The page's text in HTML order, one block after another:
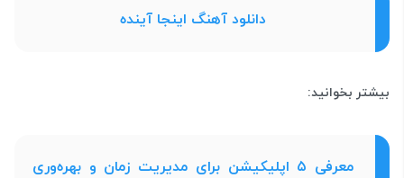
دانلود آهنگ اینجا آینده
بیشتر بخوانید:
معرفی ۵ اپلیکیشن برای مدیریت زمان و بهره‌وری